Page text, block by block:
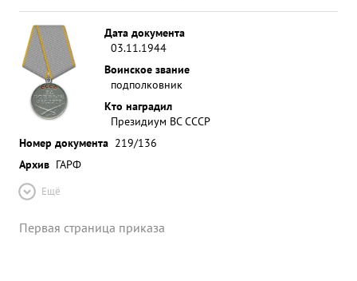
Дата документа
03.11.1944
Воинское звание
подполковник
Кто наградил
Президиум ВС СССР
Номер документа 219/136
Архив ГАРФ
Ещё
Первая страница приказа